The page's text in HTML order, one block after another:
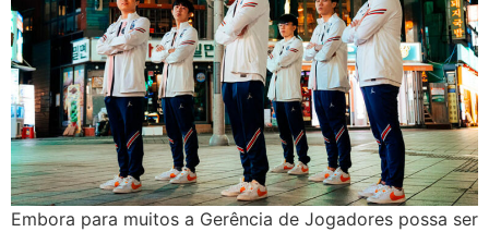
Embora para muitos a Gerência de Jogadores possa ser